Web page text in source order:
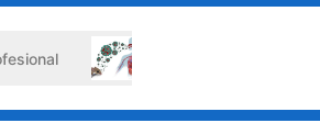
Hantavirus en Venezuela: